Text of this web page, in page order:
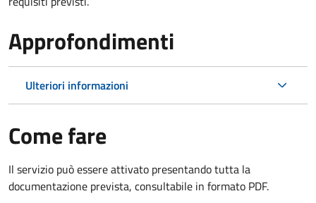
Approfondimenti
Ulteriori informazioni
Come fare
Il servizio può essere attivato presentando tutta la
documentazione prevista, consultabile in formato PDF.